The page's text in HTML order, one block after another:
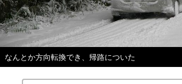
なんとか方向転換でき、帰路についた